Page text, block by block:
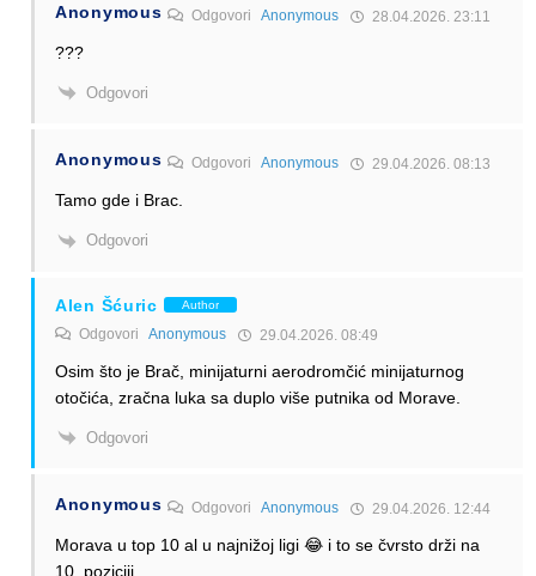
Anonymous OdgovoriAnonymous 28.04.2026. 23:11
???
Odgovori
Anonymous OdgovoriAnonymous 29.04.2026. 08:13
Tamo gde i Brac.
Odgovori
Alen Šćuric Author
Odgovori Anonymous 29.04.2026. 08:49
Osim što je Brač, minijaturni aerodromčić minijaturnog
otočića, zračna luka sa duplo više putnika od Morave.
Odgovori
Anonymous OdgovoriAnonymous 29.04.2026. 12:44
Morava u top 10 al u najnižoj ligi 😂 i to se čvrsto drži na
10. poziciji